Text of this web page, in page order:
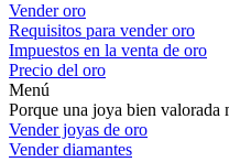
Vender oro
Requisitos para vender oro
Impuestos en la venta de oro
Precio del oro
Menú
Porque una joya bien valorada
Vender joyas de oro
Vender diamantes